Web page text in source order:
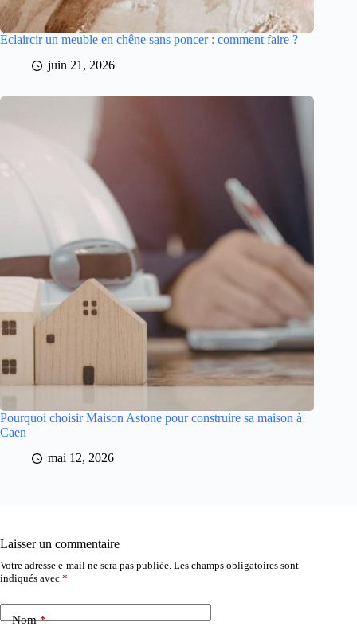
Éclaircir un meuble en chêne sans poncer : comment faire ?
juin 21, 2026
Pourquoi choisir Maison Astone pour construire sa maison à
Caen
mai 12, 2026
Laisser un commentaire
Votre adresse e-mail ne sera pas publiée. Les champs obligatoires sont
indiqués avec *
Nom*